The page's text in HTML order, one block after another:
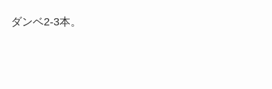
ダンベ2-3本。